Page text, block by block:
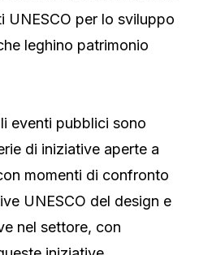
UNESCO per lo sviluppo
leghino patrimonio
eventi pubblici sono
di iniziative aperte a
momenti di confronto
UNESCO del design e
nel settore, con